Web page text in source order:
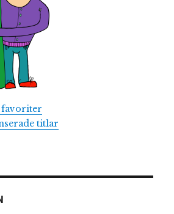
favoriter
titlar